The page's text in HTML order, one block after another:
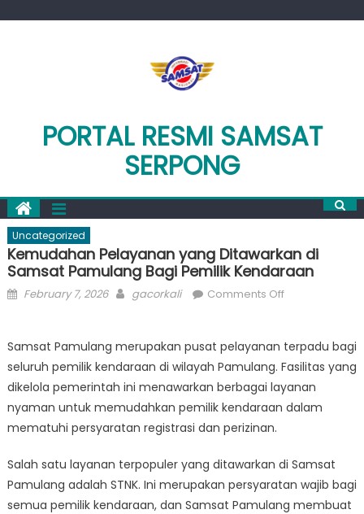
PORTAL RESMI SAMSAT
SERPONG
Uncategorized
Kemudahan Pelayanan yang Ditawarkan di
Samsat Pamulang Bagi Pemilik Kendaraan
Posted
February 7, 2026 Author
gacorkali Comments Offon
yang
Ditawarkan
di
Samsat
Pemilik
Kendaraan
Samsat Pamulang merupakan pusat pelayanan terpadu bagi
seluruh pemilik kendaraan di wilayah Pamulang. Fasilitas yang
dikelola pemerintah ini menawarkan berbagai layanan
nyaman untuk memudahkan pemilik kendaraan dalam
mematuhi persyaratan registrasi dan perizinan.
Salah satu layanan terpopuler yang ditawarkan di Samsat
Pamulang adalah STNK. Ini merupakan persyaratan wajib bagi
semua pemilik kendaraan, dan Samsat Pamulang membuat